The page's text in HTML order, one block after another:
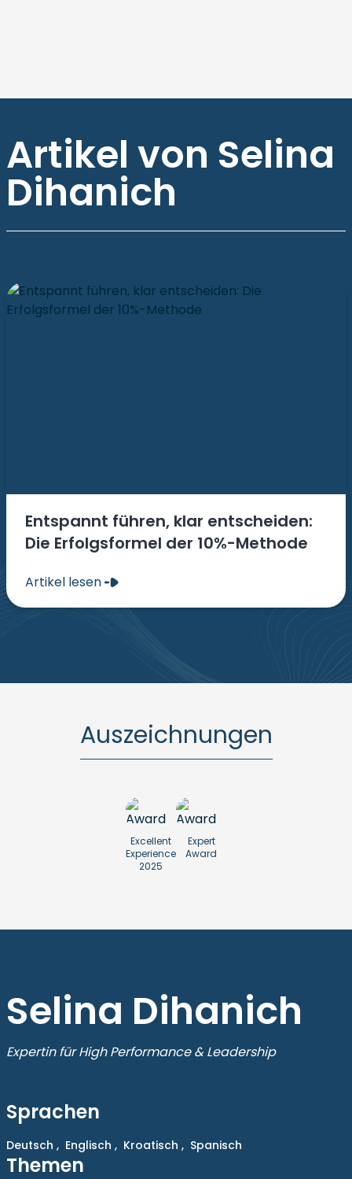
Artikel von Selina
Dihanich
Entspannt führen, klar entscheiden:
Die Erfolgsformel der 10%-Methode
Artikel lesen
Auszeichnungen
Excellent
Experience
2025
Expert
Award
Selina Dihanich
Expertin für High Performance & Leadership
Sprachen
Deutsch , Englisch , Kroatisch , Spanisch
Themen